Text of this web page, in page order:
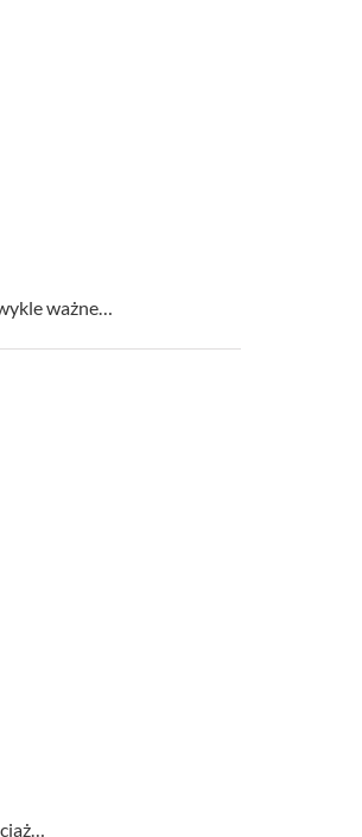
ważne…